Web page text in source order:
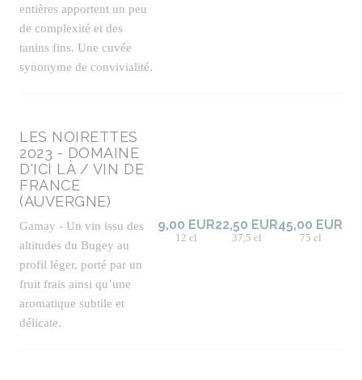
entières apportent un peu
de complexité et des
tanins fins. Une cuvée
synonyme de convivialité.
LES NOIRETTES
2023 - DOMAINE
D'ICI LÀ / VIN DE
FRANCE
(AUVERGNE)
Gamay - Un vin issu des
altitudes du Bugey au
profil léger, porté par un
fruit frais ainsi qu’une
aromatique subtile et
délicate.
9,00 EUR
12 cl
22,50 EUR
37,5 cl
45,00 EUR
75 cl